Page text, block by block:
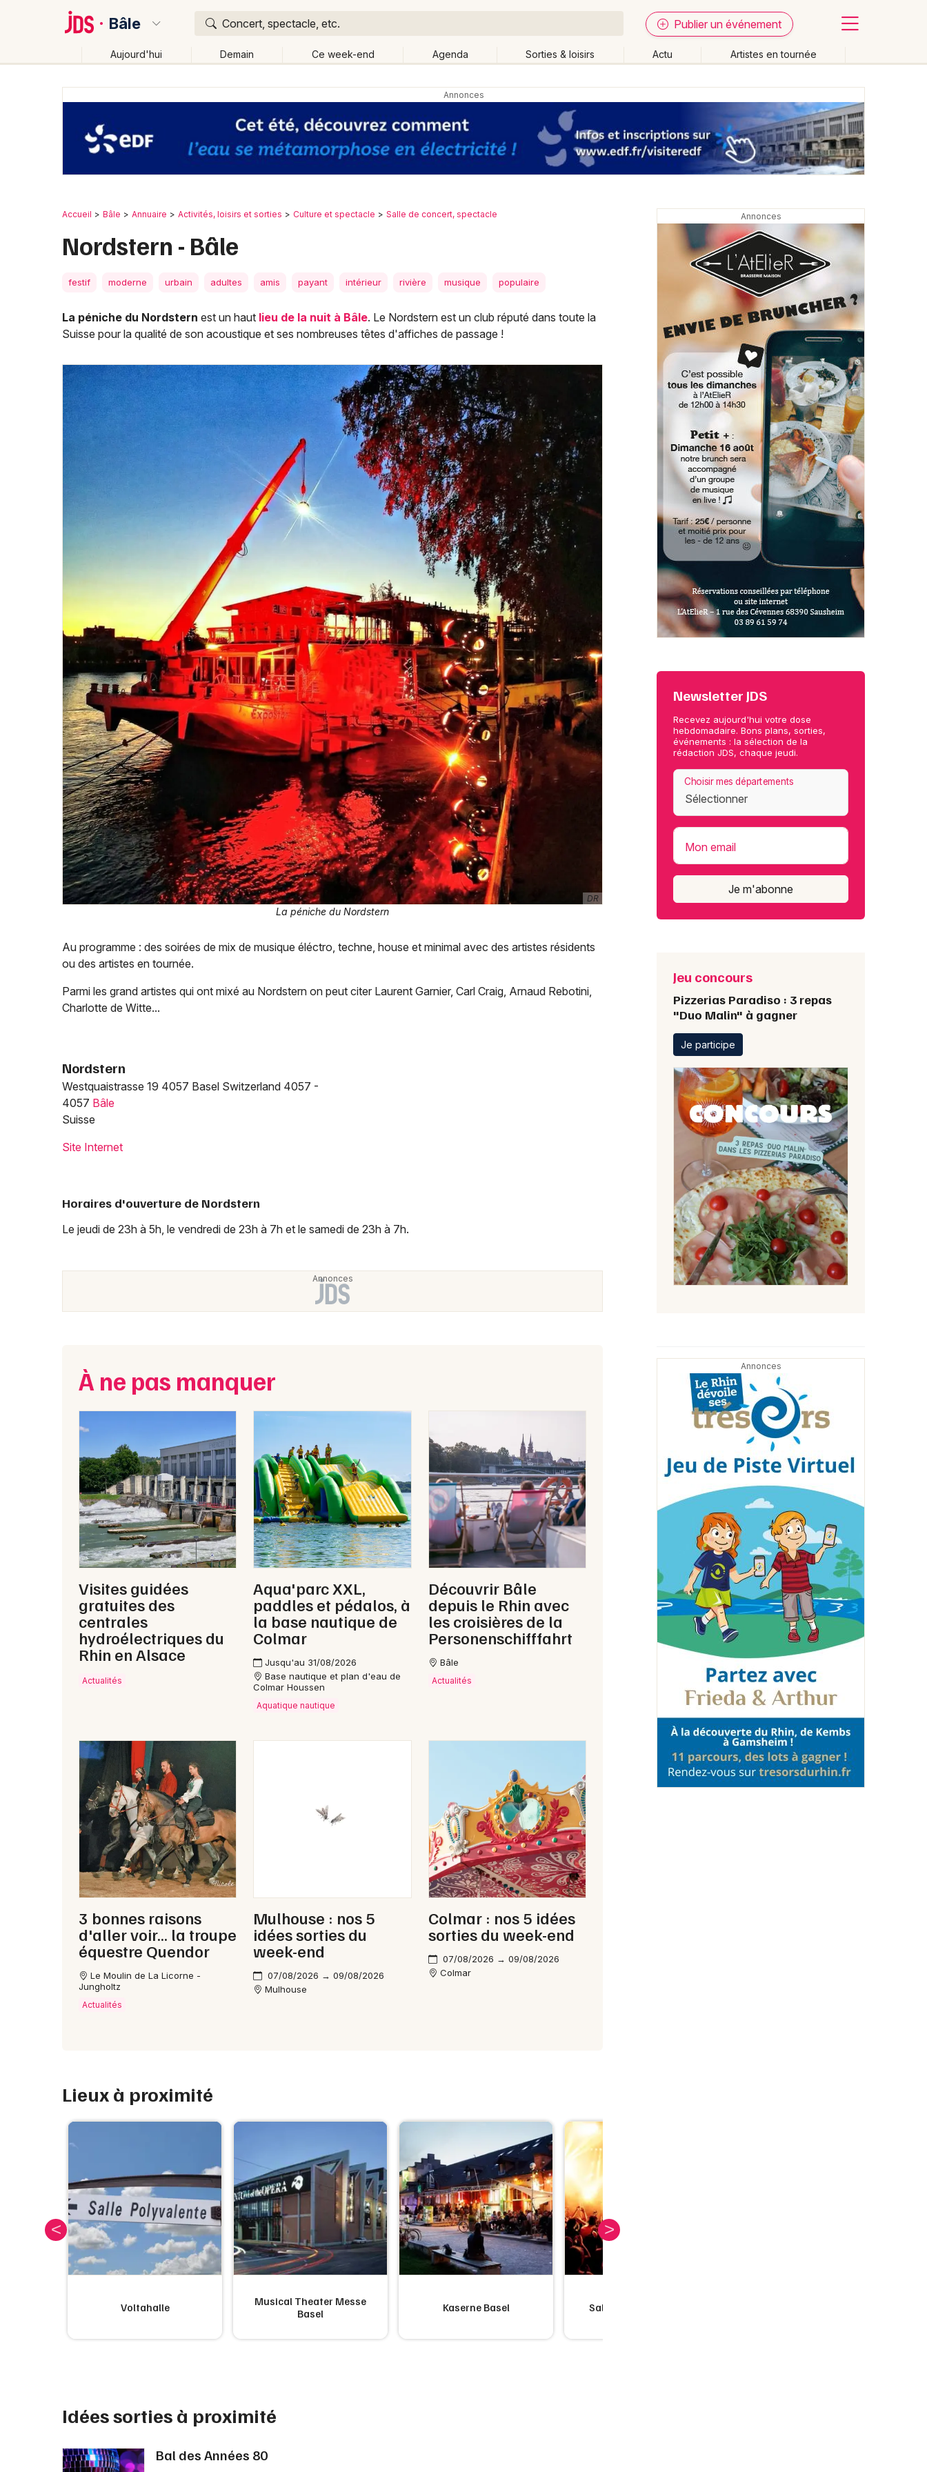
Bâle Concert, spectacle, etc. Publier un événement
Aujourd'hui Demain Ce week-end Agenda Sorties & loisirs Actu Artistes en tournée
Publier un événement
Grands événements
Activité & Expérience
Foires & salons
Spectacles
Sports
Soirées
Sorties famille
Expos
Sorties & loisirs
Newsletter des sorties
Artistes en tournée
Actus en Suisse
Magazine
Choisir mes départements
Mon email
Bordeaux
Marseille
Mulhouse
Nantes
Nice
Paris
Strasbourg
Toulouse
Toutes les villes
Accueil Bâle Annuaire Activités, loisirs et sorties Culture et spectacle Salle de concert, spectacle
Nordstern - Bâle
festif moderne urbain adultes amis payant intérieur rivière musique populaire
La péniche du Nordstern est un haut lieu de la nuit à Bâle. Le Nordstern est un club réputé dans toute la
Suisse pour la qualité de son acoustique et ses nombreuses têtes d'affiches de passage !
DR
La péniche du Nordstern
Au programme : des soirées de mix de musique éléctro, techne, house et minimal avec des artistes résidents
ou des artistes en tournée.
Parmi les grand artistes qui ont mixé au Nordstern on peut citer Laurent Garnier, Carl Craig, Arnaud Rebotini,
Charlotte de Witte...
Nordstern
Westquaistrasse 19 4057 Basel Switzerland 4057 -
4057 Bâle
Suisse
Site Internet
Horaires d'ouverture de Nordstern
Le jeudi de 23h à 5h, le vendredi de 23h à 7h et le samedi de 23h à 7h.
À ne pas manquer
Visites guidées
gratuites des
centrales
hydroélectriques du
Rhin en Alsace
Actualités
Aqua'parc XXL,
paddles et pédalos, à
la base nautique de
Colmar
Jusqu'au 31/08/2026
Base nautique et plan d'eau de
Colmar Houssen
Aquatique nautique
Découvrir Bâle
depuis le Rhin avec
les croisières de la
Personenschifffahrt
Bâle
Actualités
3 bonnes raisons
d'aller voir... la troupe
équestre Quendor
Le Moulin de La Licorne -
Jungholtz
Actualités
Mulhouse : nos 5
idées sorties du
week-end
07/08/2026 → 09/08/2026
Mulhouse
Colmar : nos 5 idées
sorties du week-end
07/08/2026 → 09/08/2026
Colmar
Lieux à proximité
Voltahalle
Musical Theater Messe
Basel
Kaserne Basel Salle Aula des Musées
Idées sorties à proximité
Bal des Années 80
Newsletter JDS
Recevez aujourd'hui votre dose
hebdomadaire. Bons plans, sorties,
événements : la sélection de la
rédaction JDS, chaque jeudi.
Choisir mes départements
Mon email
Je m'abonne
Jeu concours
Pizzerias Paradiso : 3 repas
"Duo Malin" à gagner
Je participe
Près de moi Changer de lieu
Quand ? Effacer les dates
Aujourd'hui Demain Ce week-end Autre